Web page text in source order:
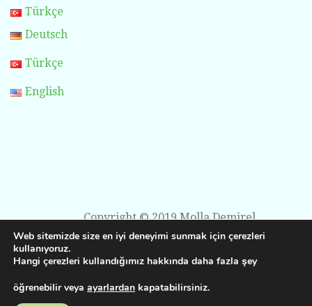
Türkçe
Deutsch
Türkçe
English
Copyright © 2019 Molla Demirel
Web sitemizde size en iyi deneyimi sunmak için çerezleri
kullanıyoruz.
Hangi çerezleri kullandığımız hakkında daha fazla şey
öğrenebilir veya ayarlardan kapatabilirsiniz.